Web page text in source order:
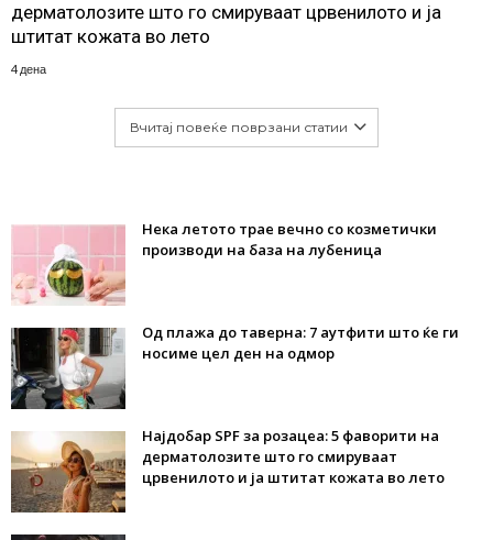
дерматолозите што го смируваат црвенилото и ја
штитат кожата во лето
4 дена
Вчитај повеќе поврзани статии
Нека летото трае вечно со козметички
производи на база на лубеница
Од плажа до таверна: 7 аутфити што ќе ги
носиме цел ден на одмор
Најдобар SPF за розацеа: 5 фаворити на
дерматолозите што го смируваат
црвенилото и ја штитат кожата во лето